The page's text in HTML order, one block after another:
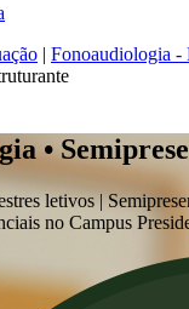
| Fonoaudiologia -
•
letivos |
no Campus